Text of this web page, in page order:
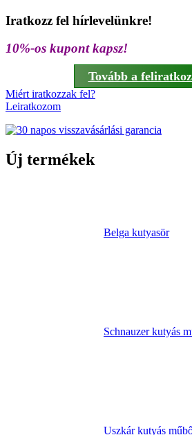
Iratkozz fel hírlevelünkre!
10%-os kupont kapsz!
Tovább a
Miért iratkozzak fel?
Leiratkozom
Új termékek
Belga kutyasör
Schnauzer kutyás
Uszkár kutyás